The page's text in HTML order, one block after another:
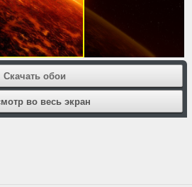
Скачать обои
во весь экран